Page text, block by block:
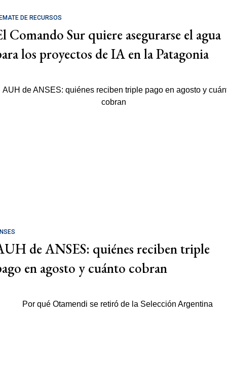
DE RECURSOS
Comando Sur quiere asegurarse el agua
los proyectos de IA en la Patagonia
de ANSES: quiénes reciben triple
en agosto y cuánto cobran